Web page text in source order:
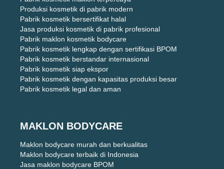
Produksi kosmetik di pabrik modern
Pabrik kosmetik bersertifikat halal
Jasa produksi kosmetik di pabrik profesional
Pabrik maklon kosmetik bodycare
Pabrik kosmetik lengkap dengan sertifikasi BPOM
Pabrik kosmetik berstandar internasional
Pabrik kosmetik siap ekspor
Pabrik kosmetik dengan kapasitas produksi besar
Pabrik kosmetik legal dan aman
MAKLON BODYCARE
Maklon bodycare murah dan berkualitas
Maklon bodycare terbaik di Indonesia
Jasa maklon bodycare BPOM